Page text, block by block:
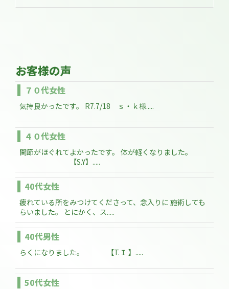
お客様の声
７０代女性
気持良かったです。 R7.7/18 ｓ・ｋ様.....
４０代女性
関節がほぐれてよかったです。 体が軽くなりました。
【S.Y】.....
40代女性
疲れている所をみつけてくださって、念入りに 施術しても
らいました。 とにかく、ス.....
40代男性
らくになりました。 【T.Ｉ 】.....
50代女性